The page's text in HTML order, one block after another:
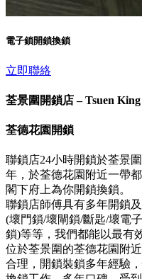
電子鎖開鎖換鎖
立即聯絡
荃景圍開鎖店 – Tsuen
荃德花園開鎖
聯鎖店24小時開鎖於荃景
年，於荃德花園附近一帶
閣下府上為你開鎖換鎖。
聯鎖店師傅具有多年開鎖
(壞門鎖/壞閘鎖/斷匙/壞電
鎖)等等，我們都能以最有
位於荃景圍的荃德花園附
合理，開鎖裝鎖多年經驗